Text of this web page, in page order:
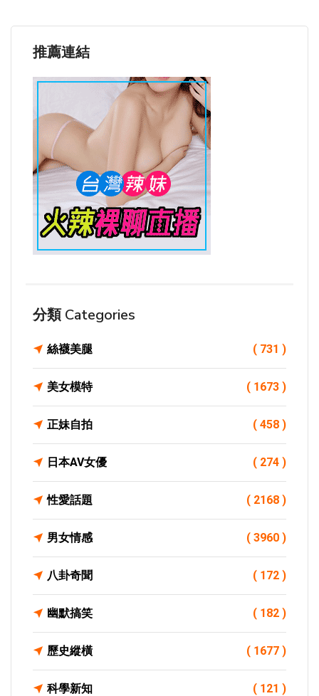
推薦連結
分類 Categories
絲襪美腿 ( 731 )
美女模特 ( 1673 )
正妹自拍 ( 458 )
日本AV女優 ( 274 )
性愛話題 ( 2168 )
男女情感 ( 3960 )
八卦奇聞 ( 172 )
幽默搞笑 ( 182 )
歷史縱橫 ( 1677 )
科學新知 ( 121 )